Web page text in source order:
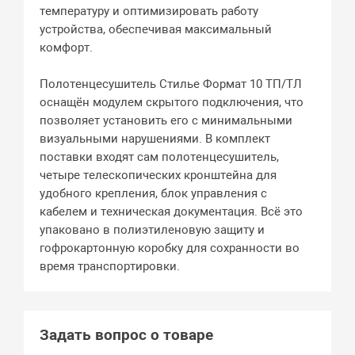
температуру и оптимизировать работу
устройства, обеспечивая максимальный
комфорт.
Полотенцесушитель Стилье Формат 10 ТП/ТЛ
оснащён модулем скрытого подключения, что
позволяет установить его с минимальными
визуальными нарушениями. В комплект
поставки входят сам полотенцесушитель,
четыре телескопических кронштейна для
удобного крепления, блок управления с
кабелем и техническая документация. Всё это
упаковано в полиэтиленовую защиту и
гофрокартонную коробку для сохранности во
время транспортировки.
Задать вопрос о товаре